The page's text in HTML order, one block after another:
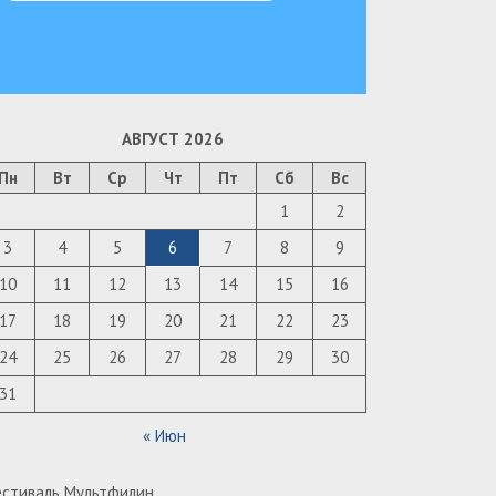
АВГУСТ 2026
Вт Ср Чт Пт Сб
Вс
1
2
3
4 5 6 7 8
9
11 12 13 14 15
16
18 19 20 21 22
23
25 26 27 28 29
30
« Июн
Мультфилин